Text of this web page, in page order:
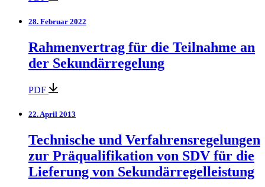
28. Februar 2022
Rahmenvertrag für die Teilnahme an
der Sekundärregelung
PDF
22. April 2013
Technische und Verfahrensregelungen
zur Präqualifikation von SDV für die
Lieferung von Sekundärregelleistung